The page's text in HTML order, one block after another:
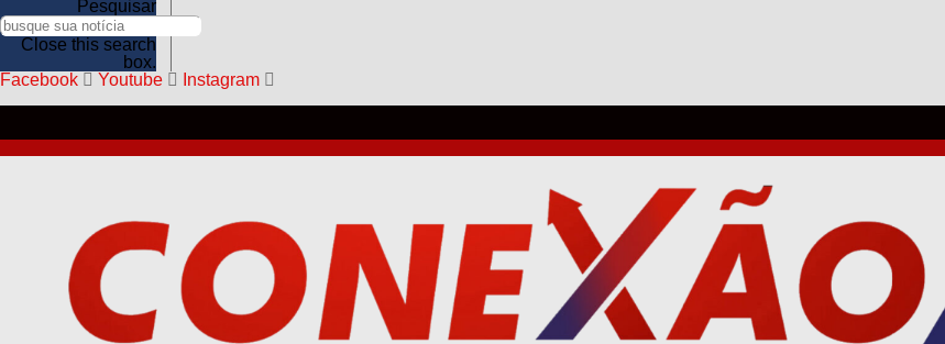
Pesquisar
Close this search
box.
Facebook
Youtube Instagram
agro
saúde
Facebook Youtube
Instagram